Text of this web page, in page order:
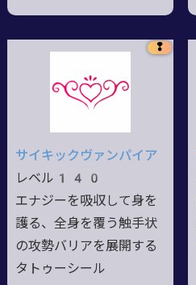
❢
サイキックヴァンパイア
レベル140
エナジーを吸収して身を
護る、全身を覆う触手状
の攻勢バリアを展開する
タトゥーシール